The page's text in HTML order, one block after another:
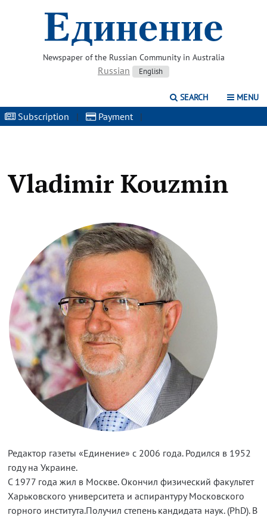
Newspaper of the Russian Community in Australia
Russian English
SEARCH MENU
Subscription | Payment |
Vladimir Kouzmin
Редактор газеты «Единение» с 2006 года. Родился в 1952
году на Украине.
С 1977 года жил в Москве. Окончил физический факультет
Харьковского университета и аспирантуру Московского
горного института.Получил степень кандидата наук. (PhD). В